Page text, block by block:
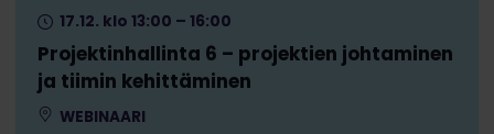
Projektinhallinta 6 – projektien johtaminen
ja tiimin kehittäminen
17.12. klo 13:00 – 16:00
WEBINAARI